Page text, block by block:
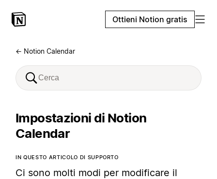
Ottieni Notion gratis
← Notion Calendar
Impostazioni di Notion
Calendar
IN QUESTO ARTICOLO DI SUPPORTO
Ci sono molti modi per modificare il